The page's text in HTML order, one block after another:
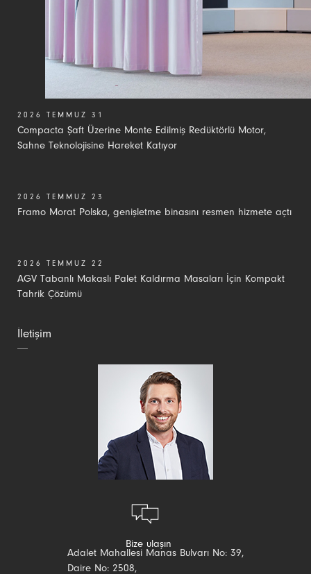
Compacta Şaft Üzerine Monte Edilmiş Redüktörlü Motor,
Sahne Teknolojisine Hareket Katıyor
2026 TEMMUZ 31
Framo Morat Polska, genişletme binasını resmen hizmete açtı
2026 TEMMUZ 23
AGV Tabanlı Makaslı Palet Kaldırma Masaları İçin Kompakt
Tahrik Çözümü
2026 TEMMUZ 22
İletişim
Bize ulaşın
Adalet Mahallesi Manas Bulvarı No: 39,
Daire No: 2508,